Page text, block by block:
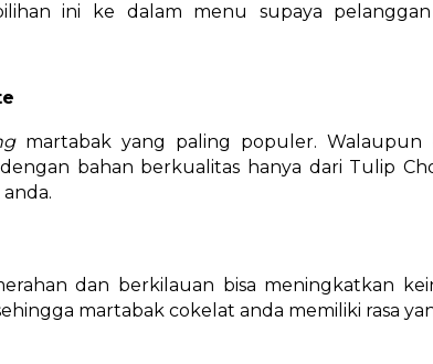
ini ke dalam menu supaya
martabak yang paling populer. Walaupun
bahan berkualitas hanya dari Tulip
dan berkilauan bisa meningkatkan
martabak cokelat anda memiliki rasa